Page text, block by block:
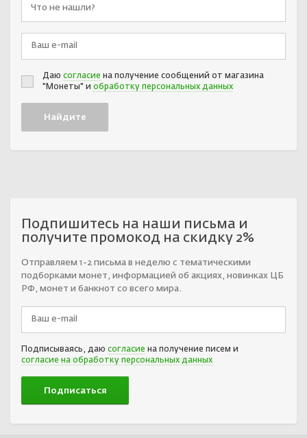
Даю согласие на получение сообщений от магазина
"Монеты" и обработку персональных данных
Подпишитесь на наши письма и
получите промокод на скидку 2%
Отправляем 1-2 письма в неделю с тематическими
подборками монет, информацией об акциях, новинках ЦБ
РФ, монет и банкнот со всего мира.
Подписываясь, даю согласие на получение писем и
согласие на обработку персональных данных